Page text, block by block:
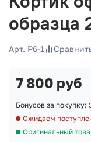
образца
Арт. P6-1
7 800 руб
Бонусов за покупку:
Ожидаем
Оригинальный